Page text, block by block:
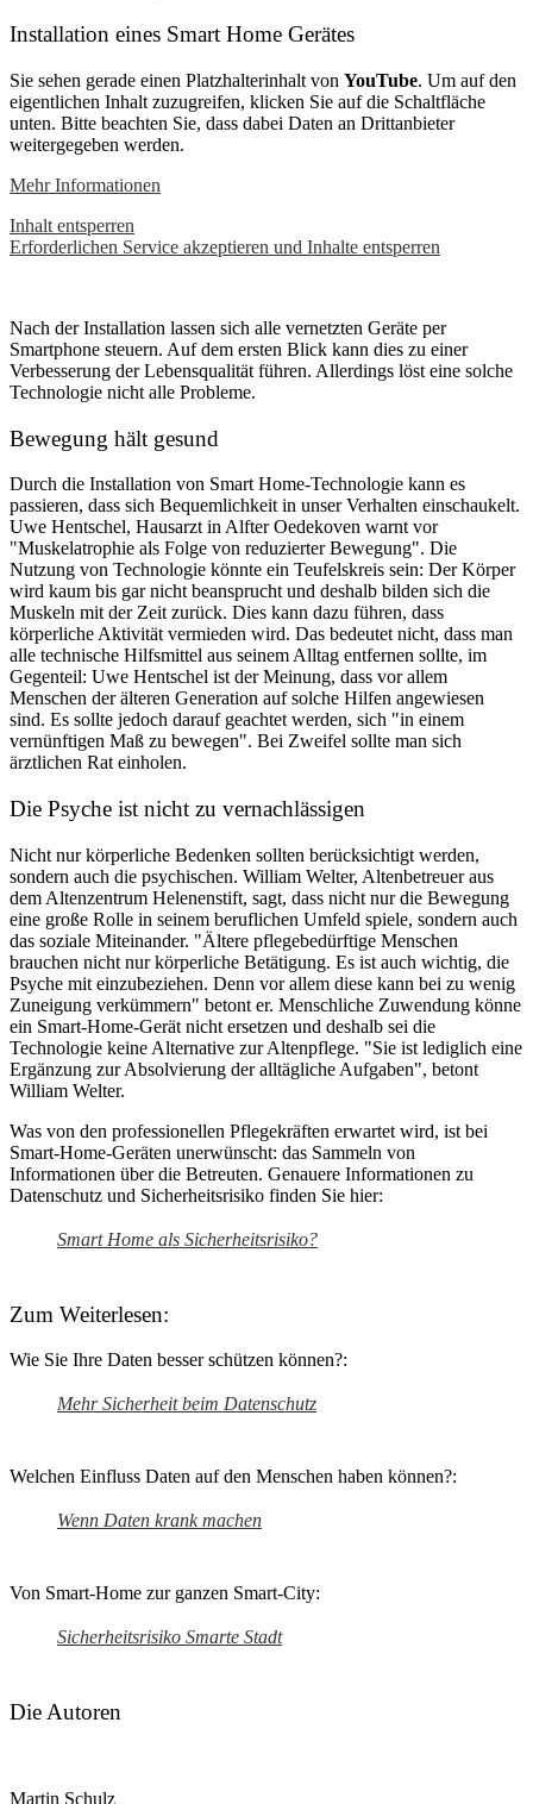
Installation eines Smart Home Gerätes
Sie sehen gerade einen Platzhalterinhalt von YouTube. Um auf den
eigentlichen Inhalt zuzugreifen, klicken Sie auf die Schaltfläche
unten. Bitte beachten Sie, dass dabei Daten an Drittanbieter
weitergegeben werden.
Mehr Informationen
Inhalt entsperren
Erforderlichen Service akzeptieren und Inhalte entsperren
Nach der Installation lassen sich alle vernetzten Geräte per
Smartphone steuern. Auf dem ersten Blick kann dies zu einer
Verbesserung der Lebensqualität führen. Allerdings löst eine solche
Technologie nicht alle Probleme.
Bewegung hält gesund
Durch die Installation von Smart Home-Technologie kann es
passieren, dass sich Bequemlichkeit in unser Verhalten einschaukelt.
Uwe Hentschel, Hausarzt in Alfter Oedekoven warnt vor
"Muskelatrophie als Folge von reduzierter Bewegung". Die
Nutzung von Technologie könnte ein Teufelskreis sein: Der Körper
wird kaum bis gar nicht beansprucht und deshalb bilden sich die
Muskeln mit der Zeit zurück. Dies kann dazu führen, dass
körperliche Aktivität vermieden wird. Das bedeutet nicht, dass man
alle technische Hilfsmittel aus seinem Alltag entfernen sollte, im
Gegenteil: Uwe Hentschel ist der Meinung, dass vor allem
Menschen der älteren Generation auf solche Hilfen angewiesen
sind. Es sollte jedoch darauf geachtet werden, sich "in einem
vernünftigen Maß zu bewegen". Bei Zweifel sollte man sich
ärztlichen Rat einholen.
Die Psyche ist nicht zu vernachlässigen
Nicht nur körperliche Bedenken sollten berücksichtigt werden,
sondern auch die psychischen. William Welter, Altenbetreuer aus
dem Altenzentrum Helenenstift, sagt, dass nicht nur die Bewegung
eine große Rolle in seinem beruflichen Umfeld spiele, sondern auch
das soziale Miteinander. "Ältere pflegebedürftige Menschen
brauchen nicht nur körperliche Betätigung. Es ist auch wichtig, die
Psyche mit einzubeziehen. Denn vor allem diese kann bei zu wenig
Zuneigung verkümmern" betont er. Menschliche Zuwendung könne
ein Smart-Home-Gerät nicht ersetzen und deshalb sei die
Technologie keine Alternative zur Altenpflege. "Sie ist lediglich eine
Ergänzung zur Absolvierung der alltägliche Aufgaben", betont
William Welter.
Was von den professionellen Pflegekräften erwartet wird, ist bei
Smart-Home-Geräten unerwünscht: das Sammeln von
Informationen über die Betreuten. Genauere Informationen zu
Datenschutz und Sicherheitsrisiko finden Sie hier:
Smart Home als Sicherheitsrisiko?
Zum Weiterlesen:
Wie Sie Ihre Daten besser schützen können?:
Mehr Sicherheit beim Datenschutz
Welchen Einfluss Daten auf den Menschen haben können?:
Wenn Daten krank machen
Von Smart-Home zur ganzen Smart-City:
Sicherheitsrisiko Smarte Stadt
Die Autoren
Martin Schulz